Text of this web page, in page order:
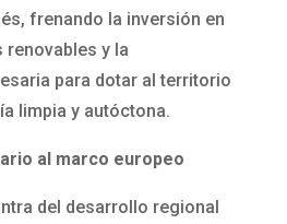
frenando la inversión en
y la
para dotar al territorio
limpia y autóctona.
al marco europeo
del desarrollo regional